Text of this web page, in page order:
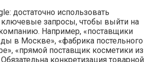
достаточно использовать
запросы, чтобы выйти на
Например, «поставщики
в Москве», «фабрика постельного
«прямой поставщик косметики из
конкретизация товарной